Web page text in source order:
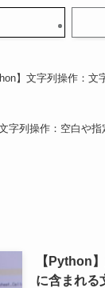
】文字列操作：
字列操作：空白や
【Python
に含まれる